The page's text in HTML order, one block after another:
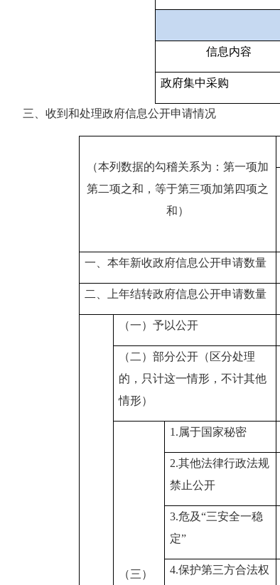
信息内容
政府集中采购
三、收到和处理政府信息公开申请情况
（本列数据的勾稽关系为：第一项加
第二项之和，等于第三项加第四项之
和）
一、本年新收政府信息公开申请数量
二、上年结转政府信息公开申请数量
（一）予以公开
（二）部分公开（区分处理
的，只计这一情形，不计其他
情形）
（三）
1.属于国家秘密
2.其他法律行政法规
禁止公开
3.危及“三安全一稳
定”
4.保护第三方合法权